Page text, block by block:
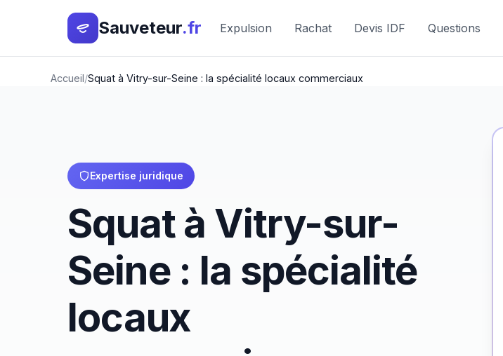
Sauveteur.fr Expulsion Rachat Devis IDF Questions
Accueil Squat à Vitry-sur-Seine : la spécialité locaux commerciaux
Expertise juridique
Squat à Vitry-sur-
Seine : la spécialité
locaux